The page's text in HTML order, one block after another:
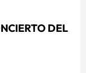
DEL